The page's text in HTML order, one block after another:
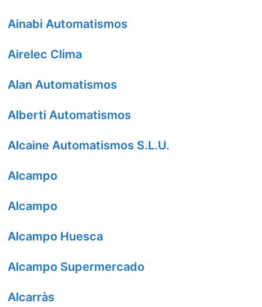
Ainabi Automatismos
Airelec Clima
Alan Automatismos
Alberti Automatismos
Alcaine Automatismos S.L.U.
Alcampo
Alcampo
Alcampo Huesca
Alcampo Supermercado
Alcarràs